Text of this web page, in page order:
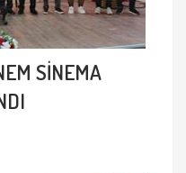
SİNEMA